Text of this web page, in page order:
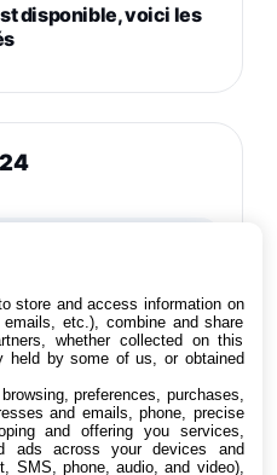
disponible, voici les
Tech
2 sur Xbox One
(Vendeur Tiers)
store and access information on
etc.), combine and share
whether collected on this
held by some of us, or obtained
preferences, purchases,
and emails, phone, precise
and offering you services,
ads across your devices and
SMS, phone, audio, and video),